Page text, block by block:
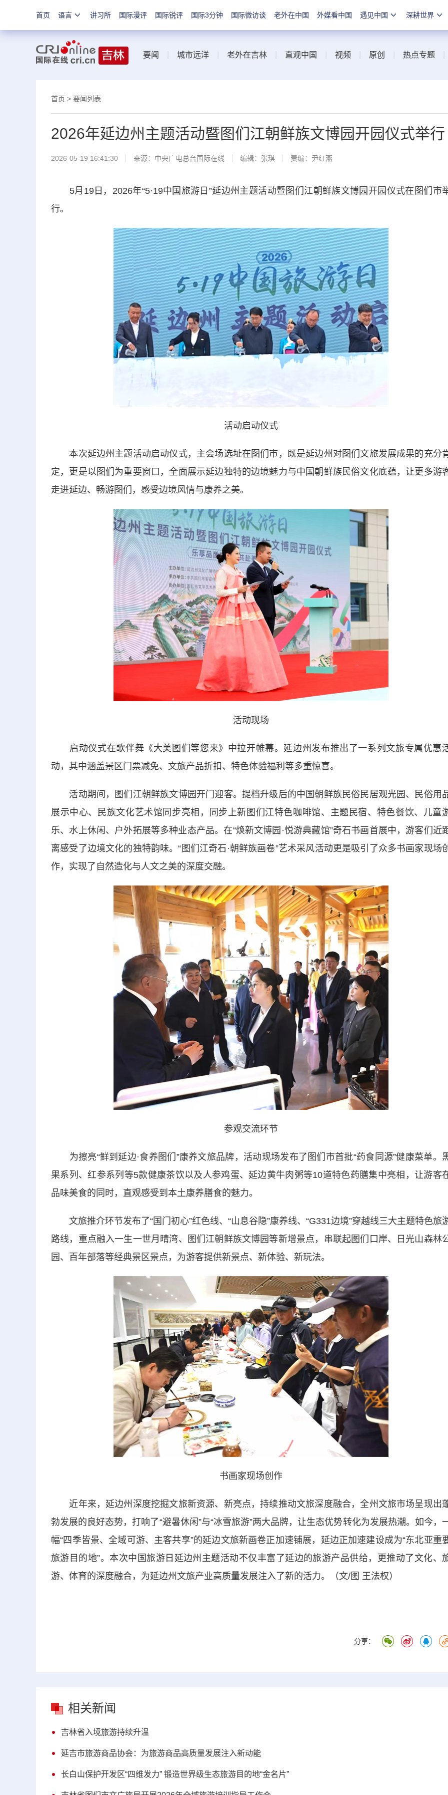
首页 语言 讲习所 国际漫评 国际锐评 国际3分钟 国际微访谈 老外在中国 外媒看中国 遇见中国 深耕世界
要闻 城市远洋 老外在吉林 直观中国 视频 原创 热点专题
首页 > 要闻列表
2026年延边州主题活动暨图们江朝鲜族文博园开园仪式举行
2026-05-19 16:41:30 来源：中央广电总台国际在线 编辑：张琪 责编：尹红燕
5月19日，2026年“5·19中国旅游日”延边州主题活动暨图们江朝鲜族文博园开园仪式在图们市
行。
活动启动仪式
本次延边州主题活动启动仪式，主会场选址在图们市，既是延边州对图们文旅发展成果的充分
定，更是以图们为重要窗口，全面展示延边独特的边境魅力与中国朝鲜族民俗文化底蕴，让更多游
走进延边、畅游图们，感受边境风情与康养之美。
活动现场
启动仪式在歌伴舞《大美图们等您来》中拉开帷幕。延边州发布推出了一系列文旅专属优惠
动，其中涵盖景区门票减免、文旅产品折扣、特色体验福利等多重惊喜。
活动期间，图们江朝鲜族文博园开门迎客。提档升级后的中国朝鲜族民俗民居观光园、民俗用
展示中心、民族文化艺术馆同步亮相，同步上新图们江特色咖啡馆、主题民宿、特色餐饮、儿童
乐、水上休闲、户外拓展等多种业态产品。在“焕新文博园·悦游典藏馆”奇石书画首展中，游客们近
离感受了边境文化的独特韵味。“图们江奇石·朝鲜族画卷”艺术采风活动更是吸引了众多书画家现场创
作，实现了自然造化与人文之美的深度交融。
参观交流环节
为擦亮“鲜到延边·食养图们”康养文旅品牌，活动现场发布了图们市首批“药食同源”健康菜单。
果系列、红参系列等5款健康茶饮以及人参鸡蛋、延边黄牛肉粥等10道特色药膳集中亮相，让游客
品味美食的同时，直观感受到本土康养膳食的魅力。
文旅推介环节发布了“国门初心”红色线、“山息谷隐”康养线、“G331边境”穿越线三大主题特色旅
路线，重点融入一生一世月晴湾、图们江朝鲜族文博园等新增景点，串联起图们口岸、日光山森林
园、百年部落等经典景区景点，为游客提供新景点、新体验、新玩法。
书画家现场创作
近年来，延边州深度挖掘文旅新资源、新亮点，持续推动文旅深度融合，全州文旅市场呈现出
勃发展的良好态势，打响了“避暑休闲”与“冰雪旅游”两大品牌，让生态优势转化为发展热潮。如今，
幅“四季皆景、全域可游、主客共享”的延边文旅新画卷正加速铺展，延边正加速建设成为“东北亚重
旅游目的地”。本次中国旅游日延边州主题活动不仅丰富了延边的旅游产品供给，更推动了文化、
游、体育的深度融合，为延边州文旅产业高质量发展注入了新的活力。（文/图 王法权）
分享：
相关新闻
吉林省入境旅游持续升温
延吉市旅游商品协会：为旅游商品高质量发展注入新动能
长白山保护开发区“四维发力” 锻造世界级生态旅游目的地“金名片”